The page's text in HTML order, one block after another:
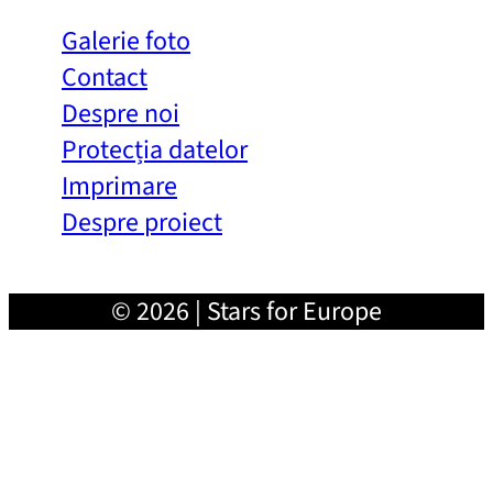
Galerie foto
Contact
Despre noi
Protecția datelor
Imprimare
Despre proiect
© 2026 | Stars for Europe